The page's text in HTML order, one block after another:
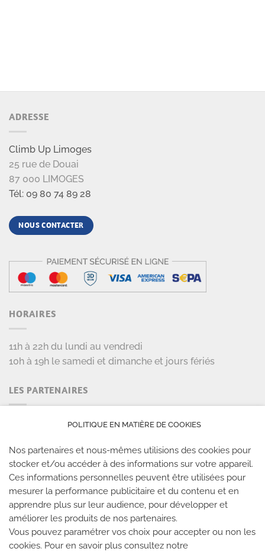
ADRESSE
Climb Up Limoges
25 rue de Douai
87 000 LIMOGES
Tél: 09 80 74 89 28
NOUS CONTACTER
HORAIRES
11h à 22h du lundi au vendredi
10h à 19h le samedi et dimanche et jours fériés
LES PARTENAIRES
LES SALLES CLIMB UP
Climb Up vous accueille dans ses salles, partout en
France
POLITIQUE EN MATIÈRE DE COOKIES
Nos partenaires et nous-mêmes utilisions des cookies pour
stocker et/ou accéder à des informations sur votre appareil.
Ces informations personnelles peuvent être utilisées pour
mesurer la performance publicitaire et du contenu et en
apprendre plus sur leur audience, pour développer et
améliorer les produits de nos partenaires.
Vous pouvez paramétrer vos choix pour accepter ou non les
cookies. Pour en savoir plus consultez notre